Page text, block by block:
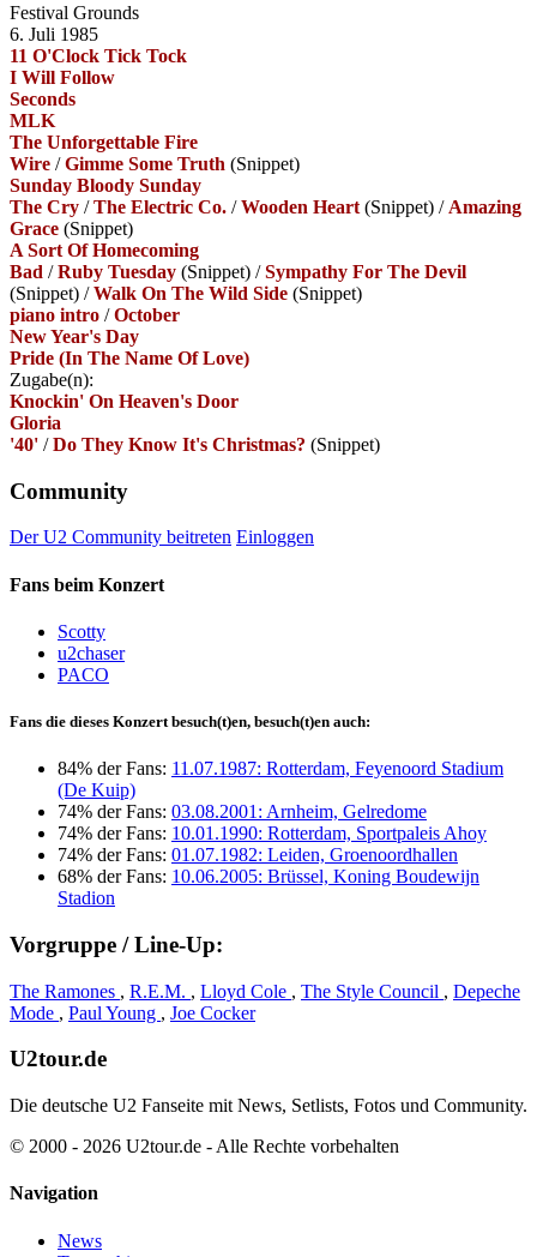
Festival Grounds
6. Juli 1985
11 O'Clock Tick Tock
I Will Follow
Seconds
MLK
The Unforgettable Fire
Wire /Gimme Some Truth (Snippet)
Sunday Bloody Sunday
The Cry /The Electric Co. /Wooden Heart (Snippet) / Amazing
Grace (Snippet)
A Sort Of Homecoming
Bad /Ruby Tuesday (Snippet) /Sympathy For The Devil
(Snippet) /Walk On The Wild Side (Snippet)
piano intro /October
New Year's Day
Pride (In The Name Of Love)
Zugabe(n):
Knockin' On Heaven's Door
Gloria
'40' /Do They Know It's Christmas? (Snippet)
Community
Der U2 Community beitreten Einloggen
Fans beim Konzert
Scotty
u2chaser
PACO
Fans die dieses Konzert besuch(t)en, besuch(t)en auch:
84% der Fans: 11.07.1987: Rotterdam, Feyenoord Stadium
(De Kuip)
74% der Fans: 03.08.2001: Arnheim, Gelredome
74% der Fans: 10.01.1990: Rotterdam, Sportpaleis Ahoy
74% der Fans: 01.07.1982: Leiden, Groenoordhallen
68% der Fans: 10.06.2005: Brüssel, Koning Boudewijn
Stadion
Vorgruppe / Line-Up:
The Ramones , R.E.M. , Lloyd Cole , The Style Council , Depeche
Mode , Paul Young , Joe Cocker
U2tour.de
Die deutsche U2 Fanseite mit News, Setlists, Fotos und Community.
© 2000 - 2026 U2tour.de - Alle Rechte vorbehalten
Navigation
News